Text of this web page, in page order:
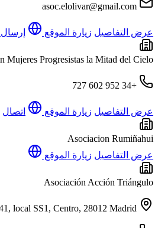
asoc.elolivar@gmail.com
عرض التفاصيل زيارة الموقع
Mujeres Progresistas la Mitad del Cielo
+34 952 602 727
عرض التفاصيل زيارة الموقع اتصال
Asociacion Rumiñahui
عرض التفاصيل زيارة الموقع
Asociación Acción Triángulo
local SS1, Centro, 28012 Madrid